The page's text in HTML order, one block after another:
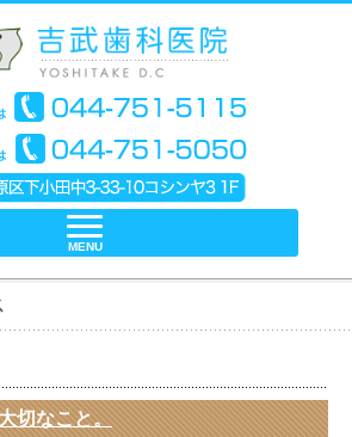
MENU
切なこと。